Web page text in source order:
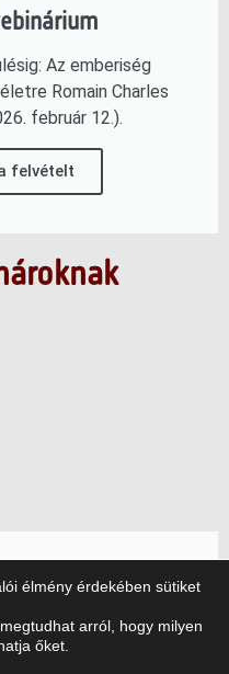
Az emberiség
Romain Charles
február 12.).
felvételt
cikk
amelyet az ESA
hajtott, minden
élmény érdekében sütiket
arról, hogy milyen
őket.